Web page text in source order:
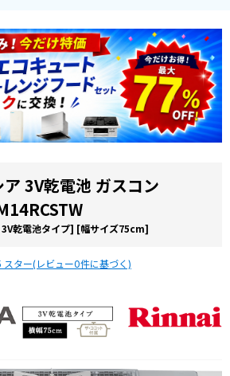
3V乾電池 ガスコン
乾電池タイプ] [幅サイズ75cm]
スター(レビュー0件に基づく)